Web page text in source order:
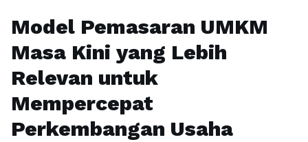
Model Pemasaran UMKM
Masa Kini yang Lebih
Relevan untuk
Mempercepat
Perkembangan Usaha